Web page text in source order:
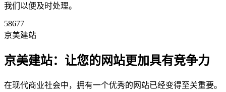
我们以便及时处理。
58677
京美建站
京美建站：让您的网站更加具有竞争力
在现代商业社会中，拥有一个优秀的网站已经变得至关重要。